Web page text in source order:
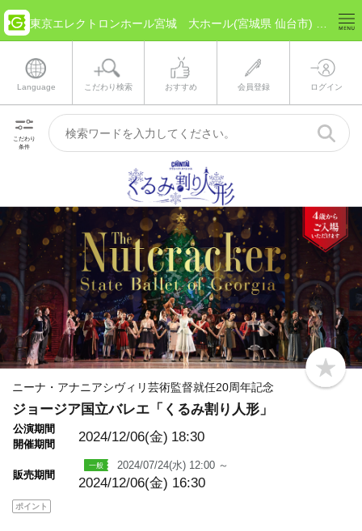
Language こだわり検索 おすすめ 会員登録 ログイン
こだわり
条件
b
o
ニーナ・アナニアシヴィリ芸術監督就任20周年記念
ジョージア国立バレエ「くるみ割り人形」
公演期間
開催期間
2024/12/06(金) 18:30
販売期間
2024/07/24(水) 12:00 ～
2024/12/06(金) 16:30
ポイント